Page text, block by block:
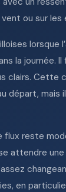
ou sur
lorsque
la journée.
clairs. Cette
départ, mais
flux reste
attendre
en